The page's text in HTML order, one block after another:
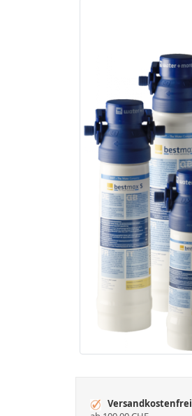
Versandkostenfrei